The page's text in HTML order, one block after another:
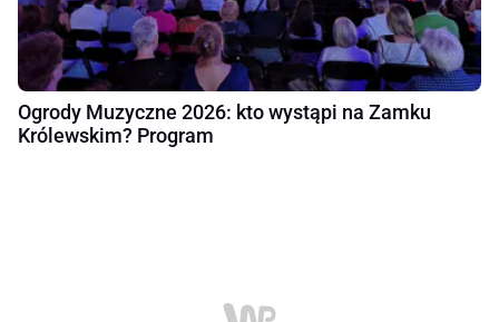
Ogrody Muzyczne 2026: kto wystąpi na Zamku
Królewskim? Program